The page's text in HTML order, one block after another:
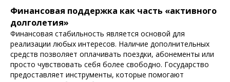
Финансовая поддержка как часть «активного
долголетия»
Финансовая стабильность является основой для
реализации любых интересов. Наличие дополнительных
средств позволяет оплачивать поездки, абонементы или
просто чувствовать себя более свободно. Государство
предоставляет инструменты, которые помогают